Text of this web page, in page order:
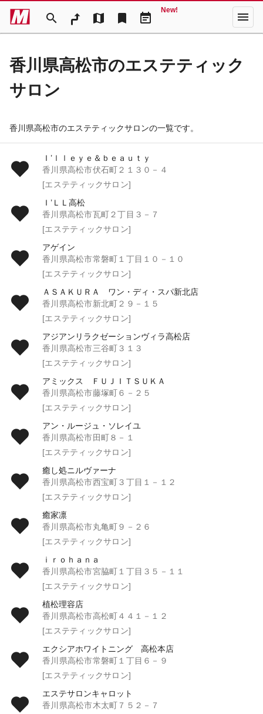
search map bookmark event_note
New! menu
香川県高松市のエステティック
サロン
香川県高松市のエステティックサロンの一覧です。
Ｉ’ｌｌｅｙｅ＆ｂｅａｕｔｙ
香川県高松市伏石町２１３０－４
[エステティックサロン]
Ｉ’ＬＬ高松
香川県高松市瓦町２丁目３－７
[エステティックサロン]
アゲイン
香川県高松市常磐町１丁目１０－１０
[エステティックサロン]
ＡＳＡＫＵＲＡ ワン・ディ・スパ新北店
香川県高松市新北町２９－１５
[エステティックサロン]
アジアンリラクゼーションヴィラ高松店
香川県高松市三谷町３１３
[エステティックサロン]
アミックス ＦＵＪＩＴＳＵＫＡ
香川県高松市藤塚町６－２５
[エステティックサロン]
アン・ルージュ・ソレイユ
香川県高松市田町８－１
[エステティックサロン]
癒し処ニルヴァーナ
香川県高松市西宝町３丁目１－１２
[エステティックサロン]
癒家凛
香川県高松市丸亀町９－２６
[エステティックサロン]
ｉｒｏｈａｎａ
香川県高松市宮脇町１丁目３５－１１
[エステティックサロン]
植松理容店
香川県高松市高松町４４１－１２
[エステティックサロン]
エクシアホワイトニング 高松本店
香川県高松市常磐町１丁目６－９
[エステティックサロン]
エステサロンキャロット
香川県高松市木太町７５２－７